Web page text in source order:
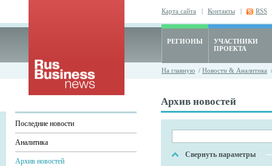
Карта сайта | Контакты | RSS
РЕГИОНЫ
УЧАСТНИКИ
ПРОЕКТА
На главную / Новости & Аналитика
Последние новости
Аналитика
Архив новостей
Архив новостей
Свернуть параметры